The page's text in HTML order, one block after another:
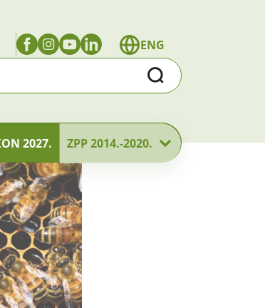
ENG
Traži
2027. ZPP 2014.-2020.